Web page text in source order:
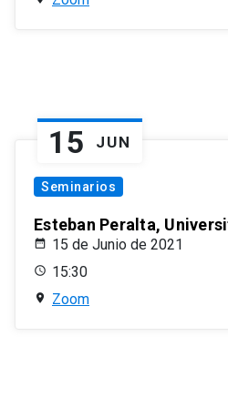
15 JUN
Seminarios
Esteban Peralta,
15 de Junio de 2021
15:30
Zoom